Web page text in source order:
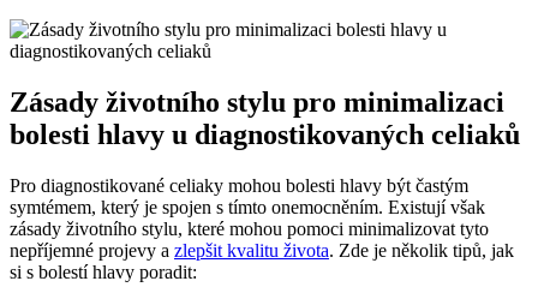
Zásady životního stylu pro‍ minimalizaci
bolesti hlavy u diagnostikovaných ⁢celiaků
Pro diagnostikované celiaky mohou bolesti hlavy být častým
symtémem, který⁢ je spojen ⁤s ‍tímto onemocněním. Existují však ​
zásady životního stylu, které mohou pomoci minimalizovat tyto
nepříjemné ‍projevy⁢ a zlepšit kvalitu života. Zde je několik ‍tipů, jak
si s bolestí hlavy​ poradit: